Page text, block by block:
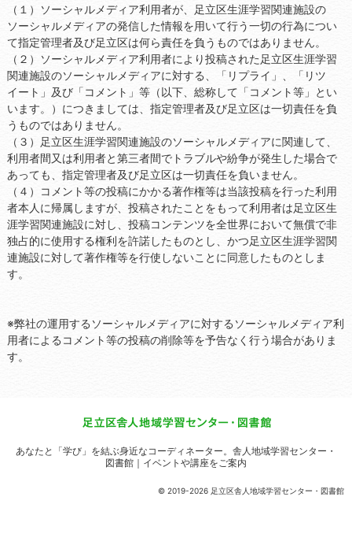
（１）ソーシャルメディア利用者が、足立区生涯学習関連施設の
ソーシャルメディアの発信した情報を用いて行う一切の行為につい
て指定管理者及び足立区は何ら責任を負うものではありません。
（２）ソーシャルメディア利用者により投稿された足立区生涯学習
関連施設のソーシャルメディアに対する、「リプライ」、「リツ
イート」及び「コメント」等（以下、総称して「コメント等」とい
います。）につきましては、指定管理者及び足立区は一切責任を負
うものではありません。
（３）足立区生涯学習関連施設のソーシャルメディアに関連して、
利用者間又は利用者と第三者間でトラブルや紛争が発生した場合で
あっても、指定管理者及び足立区は一切責任を負いません。
（４）コメント等の投稿にかかる著作権等は当該投稿を行った利用
者本人に帰属しますが、投稿されたことをもって利用者は足立区生
涯学習関連施設に対し、投稿コンテンツを全世界において無償で非
独占的に使用する権利を許諾したものとし、かつ足立区生涯学習関
連施設に対して著作権等を行使しないことに同意したものとしま
す。
※弊社の運用するソーシャルメディアに対するソーシャルメディア利
用者によるコメント等の投稿の削除等を予告なく行う場合がありま
す。
© 2019-2026 足立区舎人地域学習センター・図書館
あなたと「学び」を結ぶ身近なコーディネーター。 舎人地域学習センター・
図書館｜イベントや講座をご案内